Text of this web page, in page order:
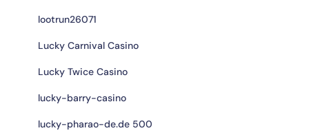
lootrun26071
Lucky Carnival Casino
Lucky Twice Casino
lucky-barry-casino
lucky-pharao-de.de 500